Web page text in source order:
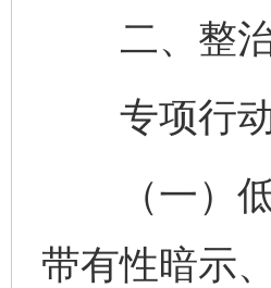
二、整治
专项行动
（一）低
带有性暗示